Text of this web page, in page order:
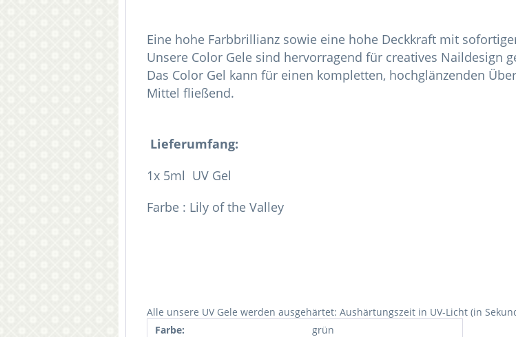
Eine hohe Farbbrillianz sowie eine hohe Deckkraft mit
Unsere Color Gele sind hervorragend für creatives Naildesign
Das Color Gel kann für einen kompletten, hochglänzenden
Mittel fließend.
Lieferumfang:
1x 5ml UV Gel
Farbe : Lily of the Valley
Alle unsere UV Gele werden ausgehärtet: Aushärtungszeit in UV-Licht (in
Farbe:
grün